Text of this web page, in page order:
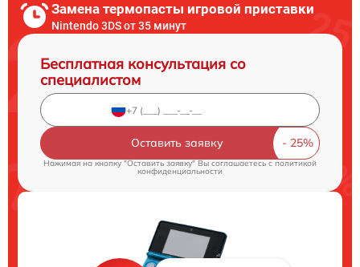
Замена термопасты игровой приставки
Nintendo 3DS от 35 минут
Бесплатная консультация со
специалистом
Оставить заявку
Нажимая на кнопку "Оставить заявку" Вы соглашаетесь c политикой
конфиденциальности